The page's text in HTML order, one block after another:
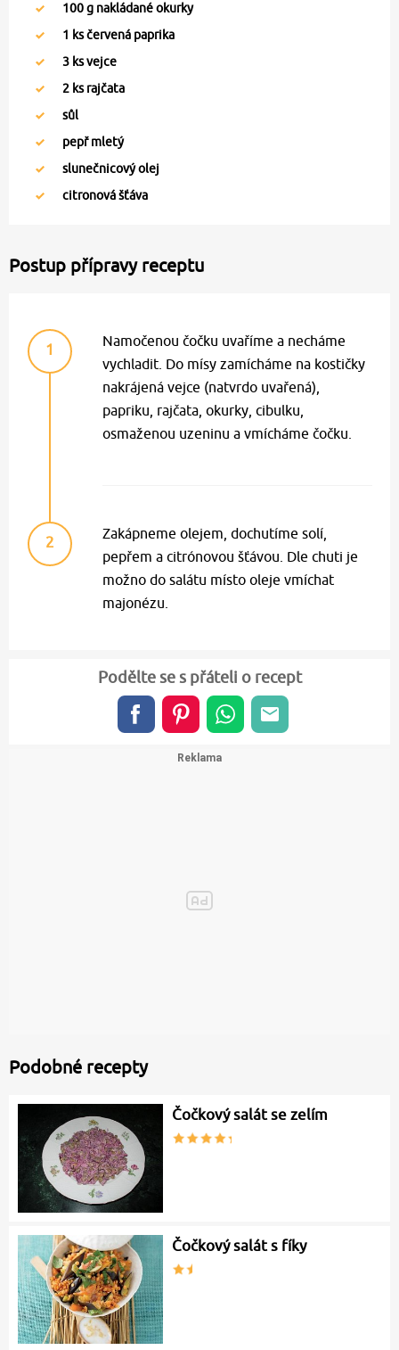
100g nakládané okurky
1 ks červená paprika
3 ks vejce
2 ks rajčata
sůl
pepř mletý
slunečnicový olej
citronová šťáva
Postup přípravy receptu
1
Namočenou čočku uvaříme a necháme
vychladit. Do mísy zamícháme na kostičky
nakrájená vejce (natvrdo uvařená),
papriku, rajčata, okurky, cibulku,
osmaženou uzeninu a vmícháme čočku.
2
Zakápneme olejem, dochutíme solí,
pepřem a citrónovou šťávou. Dle chuti je
možno do salátu místo oleje vmíchat
majonézu.
Podělte se s přáteli o recept
Podobné recepty
Čočkový salát se zelím
Čočkový salát s fíky